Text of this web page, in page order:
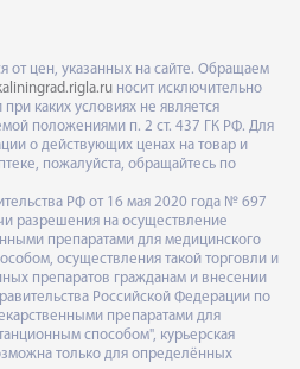
от цен, указанных на сайте. Обращаем
носит исключительно
каких условиях не является
положениями п. 2 ст. 437 ГК РФ. Для
о действующих ценах на товар и
пожалуйста, обращайтесь по
РФ от 16 мая 2020 года № 697
разрешения на осуществление
препаратами для медицинского
осуществления такой торговли и
препаратов гражданам и внесении
Российской Федерации по
препаратами для
способом", курьерская
только для определённых